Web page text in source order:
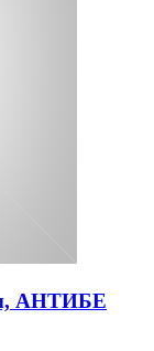
АНТИБЕ